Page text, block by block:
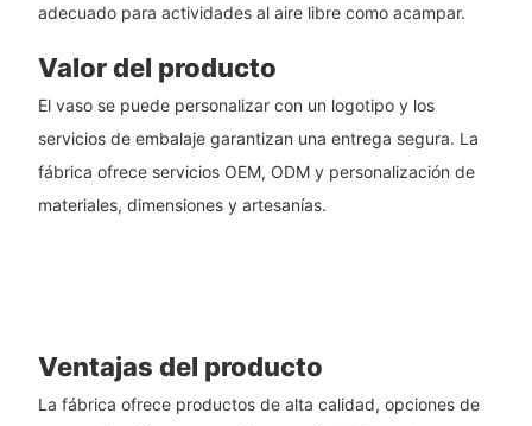
adecuado para actividades al aire libre como acampar.
Valor del producto
El vaso se puede personalizar con un logotipo y los
servicios de embalaje garantizan una entrega segura. La
fábrica ofrece servicios OEM, ODM y personalización de
materiales, dimensiones y artesanías.
Ventajas del producto
La fábrica ofrece productos de alta calidad, opciones de